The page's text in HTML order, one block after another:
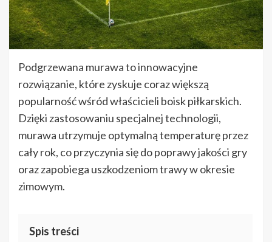
Podgrzewana murawa to innowacyjne
rozwiązanie, które zyskuje coraz większą
popularność wśród właścicieli boisk piłkarskich.
Dzięki zastosowaniu specjalnej technologii,
murawa utrzymuje optymalną temperaturę przez
cały rok, co przyczynia się do poprawy jakości gry
oraz zapobiega uszkodzeniom trawy w okresie
zimowym.
Spis treści